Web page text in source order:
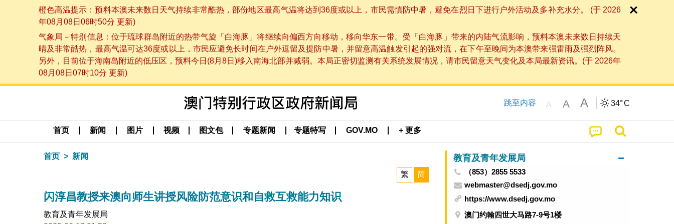
橙色高温提示：预料本澳未来数日天气持续非常酷热，部份地区最高气温将达到36度或以上，市民需慎防中暑，避免在烈日下进行户外活动及多补充水分。 (于 2026
年08月08日06时50分 更新)
气象局－特别信息：位于琉球群岛附近的热带气旋「白海豚」将继续向偏西方向移动，移向华东一带。受「白海豚」带来的内陆气流影响，预料本澳未来数日持续天
晴及非常酷热，最高气温可达36度或以上，市民应避免长时间在户外逗留及提防中暑，并留意高温触发引起的强对流，在下午至晚间为本澳带来强雷雨及强烈阵风。
另外，目前位于海南岛附近的低压区，预料今日(8月8日)移入南海北部并减弱。本局正密切监测有关系统发展情况，请市民留意天气变化及本局最新资讯。(于 2026年
08月08日07时10分 更新)
跳至内容 A A A 34°C
首页 新闻 图片 视频 图文包 专题新闻 专题特写 GOV.MO + 更多
首页 新闻
繁 简
闪淳昌教授来澳向师生讲授风险防范意识和自救互救能力知识
教育及青年发展局
教育及青年发展局
（853）2855 5533
webmaster@dsedj.gov.mo
https://www.dsedj.gov.mo
澳门约翰四世大马路7-9号1楼